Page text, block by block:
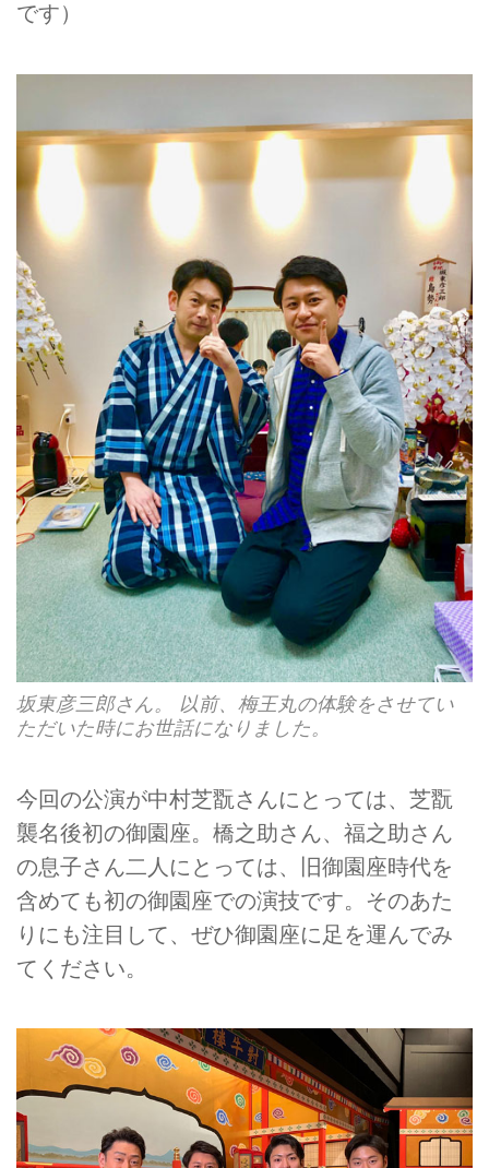
です）
坂東彦三郎さん。 以前、梅王丸の体験をさせてい
ただいた時にお世話になりました。
今回の公演が中村芝翫さんにとっては、芝翫
襲名後初の御園座。橋之助さん、福之助さん
の息子さん二人にとっては、旧御園座時代を
含めても初の御園座での演技です。そのあた
りにも注目して、ぜひ御園座に足を運んでみ
てください。